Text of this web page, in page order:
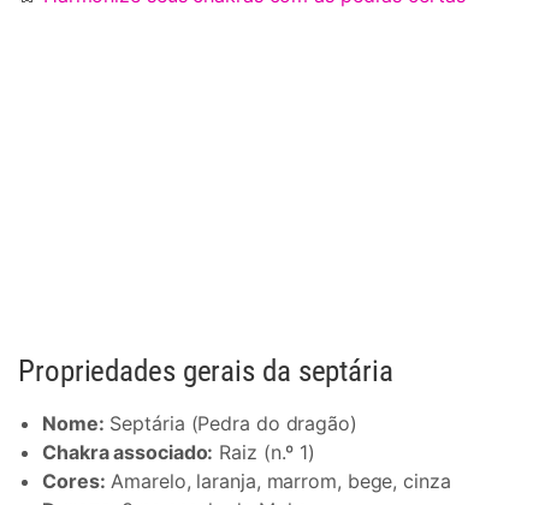
Propriedades gerais da septária
Nome: Septária (Pedra do dragão)
Chakra associado: Raiz (n.º 1)
Cores: Amarelo, laranja, marrom, bege, cinza